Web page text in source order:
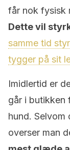
får nok fysisk
Dette vil
samme tid
tygger på sit
Imidlertid er
går i butikken
hund. Selvom
overser man